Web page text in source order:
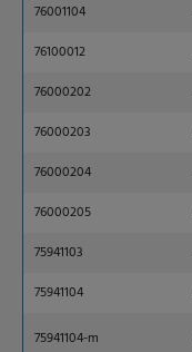
76001104
76100012
76000202
76000203
76000204
76000205
75941103
75941104
75941104-m